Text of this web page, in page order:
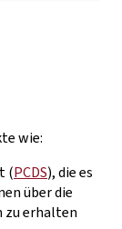
wie:
(PCDS), die es
über die
zu erhalten